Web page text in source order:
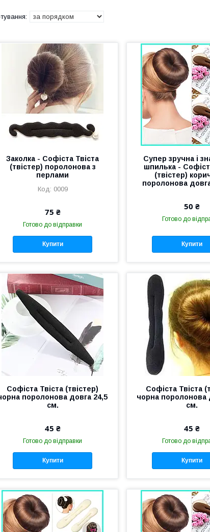
Заколка - Софіста Твіста
(твістер) поролонова з
перлами
0009
75 ₴
Готово до відправки
Купити
Супер зручна і
шпилька -
(твістер)
поролонова
50 ₴
Готово до
Купити
Софіста Твіста (твістер)
поролонова довга 24,5
см.
45 ₴
Готово до відправки
Купити
Софіста Твіста
чорна поролонова
см.
45 ₴
Готово до
Купити